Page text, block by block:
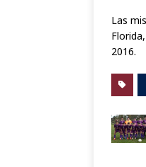
Las
2016.